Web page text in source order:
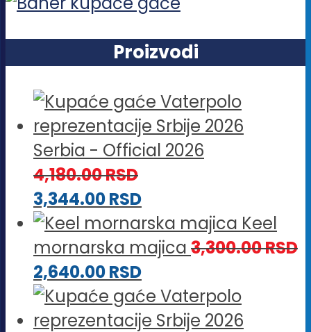
Proizvodi
Serbia - Official 2026
4,180.00RSD
3,344.00RSD
Keel
mornarska majica 3,300.00RSD
2,640.00RSD